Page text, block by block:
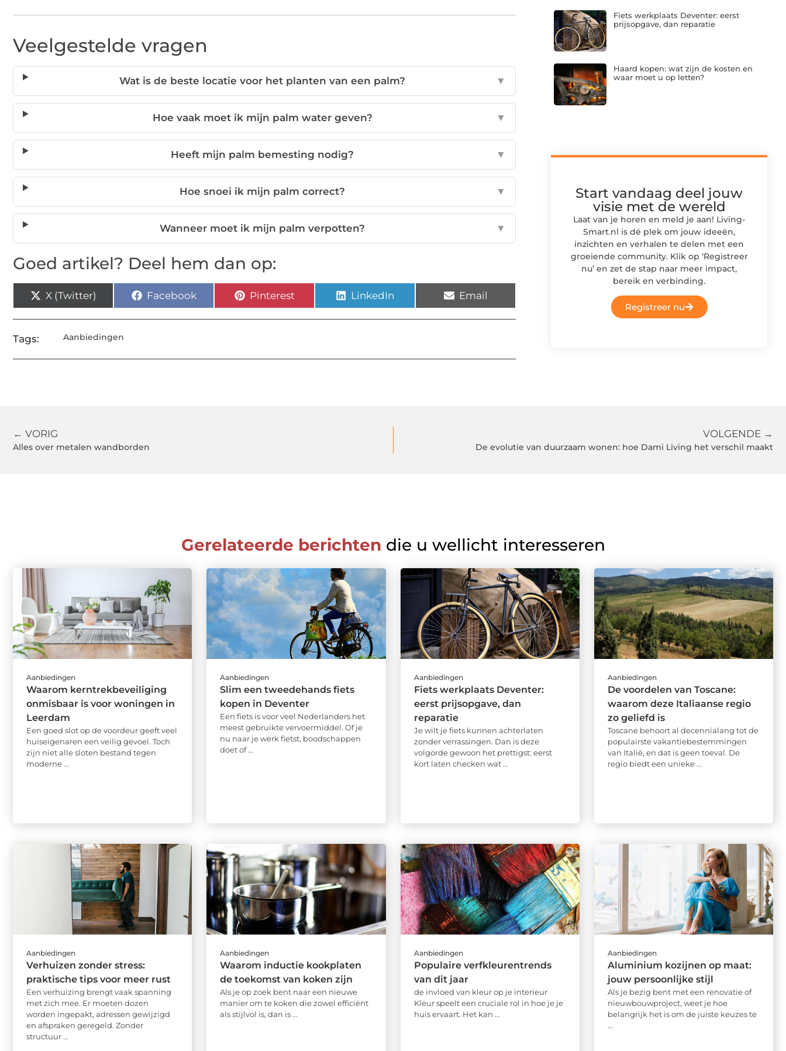
Veelgestelde vragen
Wat is de beste locatie voor het planten van een palm? ▼
Hoe vaak moet ik mijn palm water geven? ▼
Heeft mijn palm bemesting nodig? ▼
Hoe snoei ik mijn palm correct? ▼
Wanneer moet ik mijn palm verpotten? ▼
Goed artikel? Deel hem dan op:
X (Twitter) Facebook Pinterest LinkedIn Email
Tags: Aanbiedingen
Fiets werkplaats Deventer: eerst
prijsopgave, dan reparatie
Haard kopen: wat zijn de kosten en
waar moet u op letten?
Start vandaag deel jouw
visie met de wereld
Laat van je horen en meld je aan! Living-
Smart.nl is dé plek om jouw ideeën,
inzichten en verhalen te delen met een
groeiende community. Klik op ‘Registreer
nu’ en zet de stap naar meer impact,
bereik en verbinding.
Registreer nu
← VORIG
Alles over metalen wandborden
VOLGENDE →
De evolutie van duurzaam wonen: hoe Dami Living het verschil maakt
Gerelateerde berichten die u wellicht interesseren
Aanbiedingen
Waarom kerntrekbeveiliging
onmisbaar is voor woningen in
Leerdam
Een goed slot op de voordeur geeft veel
huiseigenaren een veilig gevoel. Toch
zijn niet alle sloten bestand tegen
moderne ...
Aanbiedingen
Slim een tweedehands fiets
kopen in Deventer
Een fiets is voor veel Nederlanders het
meest gebruikte vervoermiddel. Of je
nu naar je werk fietst, boodschappen
doet of ...
Aanbiedingen
Fiets werkplaats Deventer:
eerst prijsopgave, dan
reparatie
Je wilt je fiets kunnen achterlaten
zonder verrassingen. Dan is deze
volgorde gewoon het prettigst: eerst
kort laten checken wat ...
Aanbiedingen
De voordelen van Toscane:
waarom deze Italiaanse regio
zo geliefd is
Toscane behoort al decennialang tot de
populairste vakantiebestemmingen
van Italië, en dat is geen toeval. De
regio biedt een unieke ...
Aanbiedingen
Verhuizen zonder stress:
praktische tips voor meer rust
Een verhuizing brengt vaak spanning
met zich mee. Er moeten dozen
worden ingepakt, adressen gewijzigd
en afspraken geregeld. Zonder
structuur ...
Aanbiedingen
Waarom inductie kookplaten
de toekomst van koken zijn
Als je op zoek bent naar een nieuwe
manier om te koken die zowel efficiënt
als stijlvol is, dan is ...
Aanbiedingen
Populaire verfkleurentrends
van dit jaar
de invloed van kleur op je interieur
Kleur speelt een cruciale rol in hoe je je
huis ervaart. Het kan ...
Aanbiedingen
Aluminium kozijnen op maat:
jouw persoonlijke stijl
Als je bezig bent met een renovatie of
nieuwbouwproject, weet je hoe
belangrijk het is om de juiste keuzes te
...